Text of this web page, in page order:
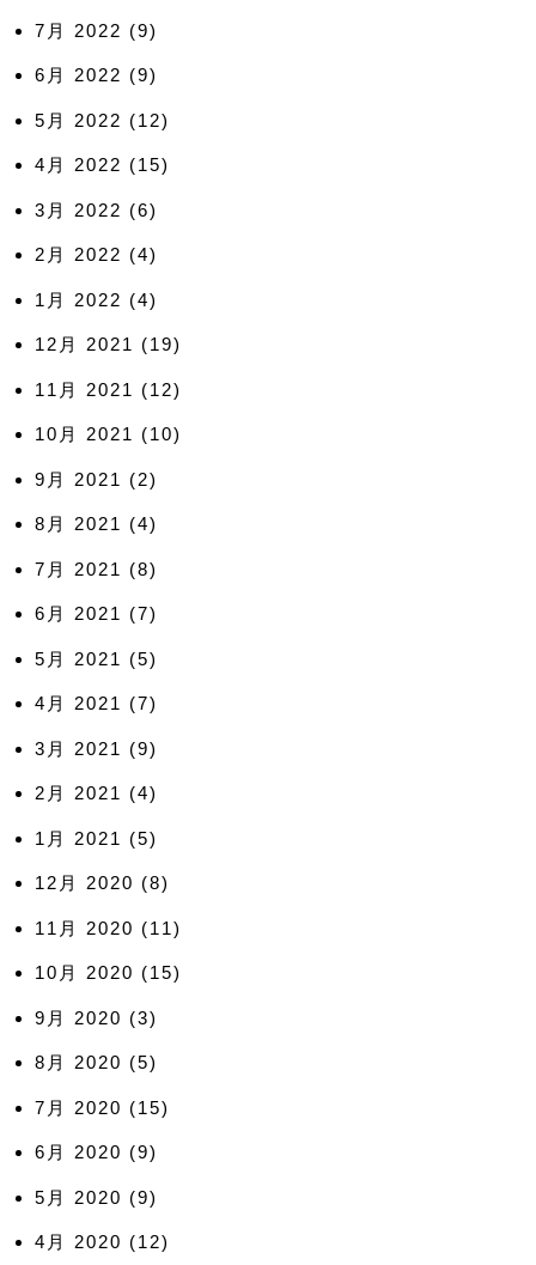
7月 2022 (9)
6月 2022 (9)
5月 2022 (12)
4月 2022 (15)
3月 2022 (6)
2月 2022 (4)
1月 2022 (4)
12月 2021 (19)
11月 2021 (12)
10月 2021 (10)
9月 2021 (2)
8月 2021 (4)
7月 2021 (8)
6月 2021 (7)
5月 2021 (5)
4月 2021 (7)
3月 2021 (9)
2月 2021 (4)
1月 2021 (5)
12月 2020 (8)
11月 2020 (11)
10月 2020 (15)
9月 2020 (3)
8月 2020 (5)
7月 2020 (15)
6月 2020 (9)
5月 2020 (9)
4月 2020 (12)